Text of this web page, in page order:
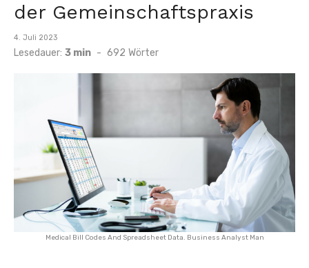
der Gemeinschaftspraxis
Veröffentlicht
am
4. Juli 2023
Lesedauer: 3 min - 692 Wörter
Medical Bill Codes And Spreadsheet Data. Business Analyst Man